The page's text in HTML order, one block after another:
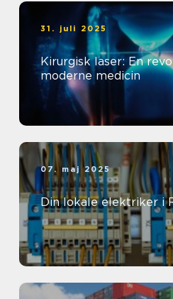
31. juli 2025
Kirurgisk laser: En
moderne medicin
07. maj 2025
Din lokale elektriker i